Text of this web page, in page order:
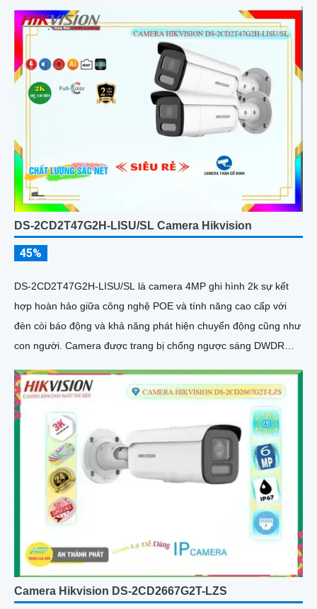
DS-2CD2T47G2H-LISU/SL Camera Hikvision
45%
DS-2CD2T47G2H-LISU/SL là camera 4MP ghi hình 2k sự kết
hợp hoàn hảo giữa công nghệ POE và tính năng cao cấp với
đèn còi báo động và khả năng phát hiện chuyển động cũng như
con người. Camera được trang bị chống ngược sáng DWDR
Camera Hikvision DS-2CD2667G2T-LZS